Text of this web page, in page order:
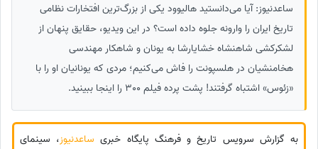
ساعدنیوز: آیا می‌دانستید هالیوود یکی از بزرگ‌ترین افتخارات نظامی
تاریخ ایران را وارونه جلوه داده است؟ در این ویدیو، حقایق پنهان از
لشکرکشی شاهنشاه خشایارشا به یونان و شاهکار مهندسی
هخامنشیان در هلسپونت را فاش می‌کنیم؛ مردی که یونانیان او را با
«زئوس» اشتباه گرفتند! پشت پرده فیلم 300 را اینجا ببینید.
به گزارش سرویس تاریخ و فرهنگ پایگاه خبری ساعدنیوز، سینمای